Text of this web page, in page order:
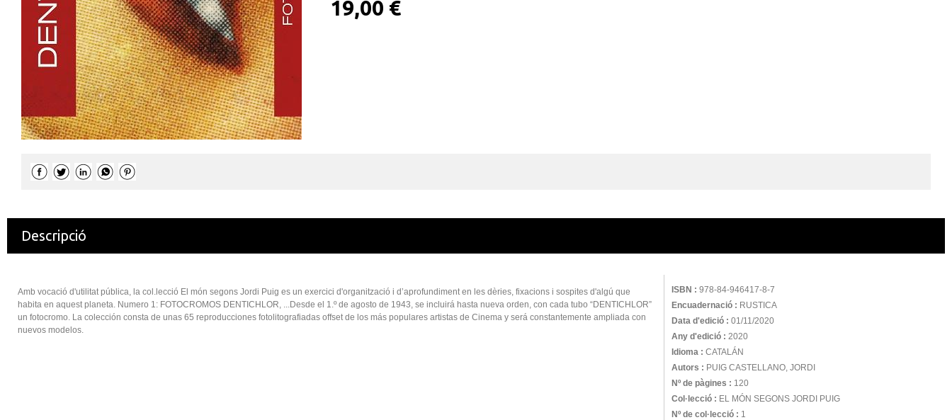
19,00 €
Descripció
ISBN : 978-84-946417-8-7
Encuadernació : RUSTICA
Data d'edició : 01/11/2020
Any d'edició : 2020
Idioma : CATALÁN
Autors : PUIG CASTELLANO, JORDI
Nº de pàgines : 120
Col·lecció : EL MÓN SEGONS JORDI PUIG
Nº de col·lecció : 1
Amb vocació d'utilitat pública, la col.lecció El món segons Jordi Puig es un exercici d'organització i d’aprofundiment en les dèries, fixacions i sospites d'algú que
habita en aquest planeta. Numero 1: FOTOCROMOS DENTICHLOR, ...Desde el 1.º de agosto de 1943, se incluirá hasta nueva orden, con cada tubo “DENTICHLOR”
un fotocromo. La colección consta de unas 65 reproducciones fotolitografiadas offset de los más populares artistas de Cinema y será constantemente ampliada con
nuevos modelos.